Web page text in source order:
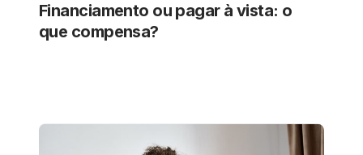
Financiamento ou pagar à vista: o
que compensa?